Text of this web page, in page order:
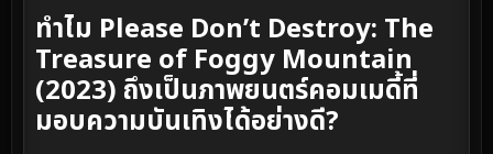
ทำไม Please Don’t Destroy: The
Treasure of Foggy Mountain
(2023) ถึงเป็นภาพยนตร์คอมเมดี้ที่
มอบความบันเทิงได้อย่างดี?